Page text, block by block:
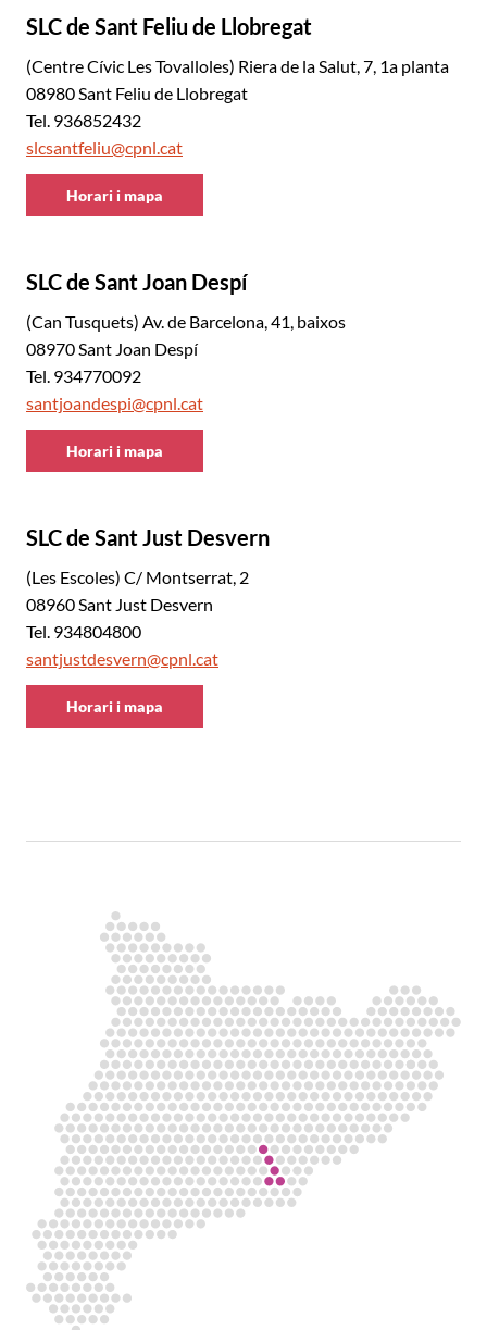
Centre
SLC de Sant Feliu de Llobregat
(Centre Cívic Les Tovalloles) Riera de la Salut, 7, 1a planta
08980 Sant Feliu de Llobregat
Tel. 936852432
slcsantfeliu@cpnl.cat
Horari i mapa
Centre
SLC de Sant Joan Despí
(Can Tusquets) Av. de Barcelona, 41, baixos
08970 Sant Joan Despí
Tel. 934770092
santjoandespi@cpnl.cat
Horari i mapa
Centre
SLC de Sant Just Desvern
(Les Escoles) C/ Montserrat, 2
08960 Sant Just Desvern
Tel. 934804800
santjustdesvern@cpnl.cat
Horari i mapa